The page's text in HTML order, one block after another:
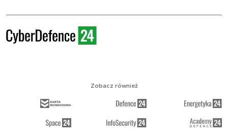
Zobacz również